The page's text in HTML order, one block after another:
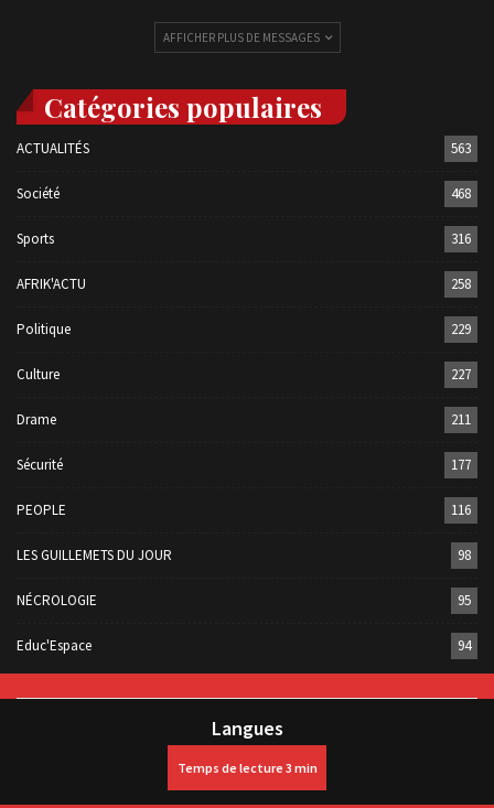
AFFICHER PLUS DE MESSAGES
Catégories populaires
ACTUALITÉS 563
Société 468
Sports 316
AFRIK'ACTU 258
Politique 229
Culture 227
Drame 211
Sécurité 177
PEOPLE 116
LES GUILLEMETS DU JOUR 98
NÉCROLOGIE 95
Educ'Espace 94
Langues